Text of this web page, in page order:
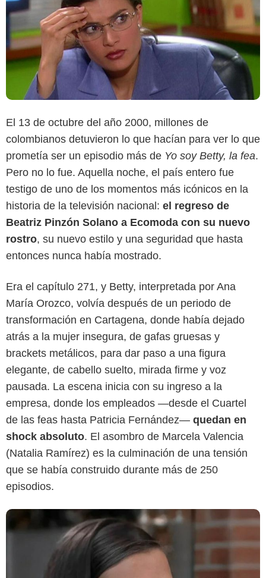
El 13 de octubre del año 2000, millones de
colombianos detuvieron lo que hacían para ver lo que
prometía ser un episodio más de Yo soy Betty, la fea.
Pero no lo fue. Aquella noche, el país entero fue
testigo de uno de los momentos más icónicos en la
historia de la televisión nacional: el regreso de
Beatriz Pinzón Solano a Ecomoda con su nuevo
rostro, su nuevo estilo y una seguridad que hasta
entonces nunca había mostrado.
Era el capítulo 271, y Betty, interpretada por Ana
María Orozco, volvía después de un periodo de
transformación en Cartagena, donde había dejado
atrás a la mujer insegura, de gafas gruesas y
brackets metálicos, para dar paso a una figura
elegante, de cabello suelto, mirada firme y voz
pausada. La escena inicia con su ingreso a la
empresa, donde los empleados —desde el Cuartel
de las feas hasta Patricia Fernández— quedan en
shock absoluto. El asombro de Marcela Valencia
(Natalia Ramírez) es la culminación de una tensión
que se había construido durante más de 250
episodios.
Reddit